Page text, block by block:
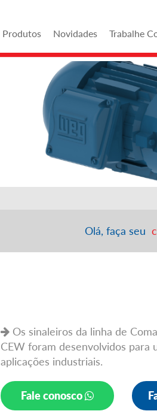
Produtos Novidades Trabalhe
Olá, faça seu
Os sinaleiros da linha de
CEW foram desenvolvidos para
aplicações industriais.
Fale conosco